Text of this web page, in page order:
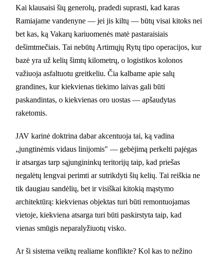
Kai klausaisi šių generolų, pradedi suprasti, kad karas
Ramiajame vandenyne — jei jis kiltų — būtų visai kitoks nei
bet kas, ką Vakarų kariuomenės matė pastaraisiais
dešimtmečiais. Tai nebūtų Artimųjų Rytų tipo operacijos, kur
bazė yra už kelių šimtų kilometrų, o logistikos kolonos
važiuoja asfaltuotu greitkeliu. Čia kalbame apie salų
grandines, kur kiekvienas tiekimo laivas gali būti
paskandintas, o kiekvienas oro uostas — apšaudytas
raketomis.
JAV karinė doktrina dabar akcentuoja tai, ką vadina
„jungtinėmis vidaus linijomis" — gebėjimą perkelti pajėgas
ir atsargas tarp sąjungininkų teritorijų taip, kad priešas
negalėtų lengvai perimti ar sutrikdyti šių kelių. Tai reiškia ne
tik daugiau sandėlių, bet ir visiškai kitokią mąstymo
architektūrą: kiekvienas objektas turi būti remontuojamas
vietoje, kiekviena atsarga turi būti paskirstyta taip, kad
vienas smūgis neparalyžiuotų visko.
Ar ši sistema veiktų realiame konflikte? Kol kas to nežino